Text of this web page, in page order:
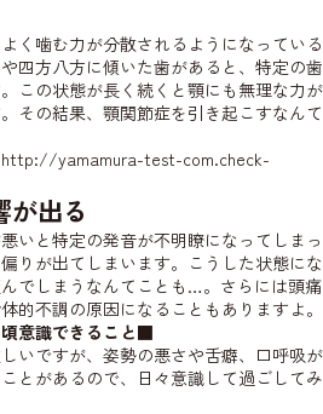
く噛む力が分散されるようになっている
四方八方に傾いた歯があると、特定の歯
この状態が長く続くと顎にも無理な力が
その結果、顎関節症を引き起こすなんて
http://yamamura-test-com.check-
が出る
いと特定の発音が不明瞭になってしまっ
りが出てしまいます。こうした状態にな
でしまうなんてことも…。さらには頭痛
的不調の原因になることもありますよ。
意識できること■
いですが、姿勢の悪さや舌癖、口呼吸が
とがあるので、日々意識して過ごしてみ